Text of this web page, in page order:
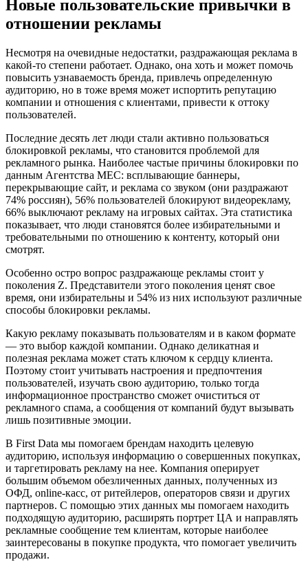
Новые пользовательские привычки в
отношении рекламы
Несмотря на очевидные недостатки, раздражающая реклама в
какой-то степени работает. Однако, она хоть и может помочь
повысить узнаваемость бренда, привлечь определенную
аудиторию, но в тоже время может испортить репутацию
компании и отношения с клиентами, привести к оттоку
пользователей.
Последние десять лет люди стали активно пользоваться
блокировкой рекламы, что становится проблемой для
рекламного рынка. Наиболее частые причины блокировки по
данным Агентства МЕС: всплывающие баннеры,
перекрывающие сайт, и реклама со звуком (они раздражают
74% россиян), 56% пользователей блокируют видеорекламу,
66% выключают рекламу на игровых сайтах. Эта статистика
показывает, что люди становятся более избирательными и
требовательными по отношению к контенту, который они
смотрят.
Особенно остро вопрос раздражающе рекламы стоит у
поколения Z. Представители этого поколения ценят свое
время, они избирательны и 54% из них используют различные
способы блокировки рекламы.
Какую рекламу показывать пользователям и в каком формате
— это выбор каждой компании. Однако деликатная и
полезная реклама может стать ключом к сердцу клиента.
Поэтому стоит учитывать настроения и предпочтения
пользователей, изучать свою аудиторию, только тогда
информационное пространство сможет очиститься от
рекламного спама, а сообщения от компаний будут вызывать
лишь позитивные эмоции.
В First Data мы помогаем брендам находить целевую
аудиторию, используя информацию о совершенных покупках,
и таргетировать рекламу на нее. Компания оперирует
большим объемом обезличенных данных, полученных из
ОФД, online-касс, от ритейлеров, операторов связи и других
партнеров. С помощью этих данных мы помогаем находить
подходящую аудиторию, расширять портрет ЦА и направлять
рекламные сообщение тем клиентам, которые наиболее
заинтересованы в покупке продукта, что помогает увеличить
продажи.